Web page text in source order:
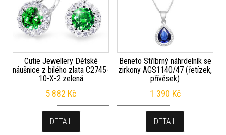
Cutie Jewellery Dětské
náušnice z bílého zlata C2745-
10-X-2 zelená
5 882 Kč
DETAIL
Beneto Stříbrný náhrdelník se
zirkony AGS1140/47 (řetízek,
přívěsek)
1 390 Kč
DETAIL